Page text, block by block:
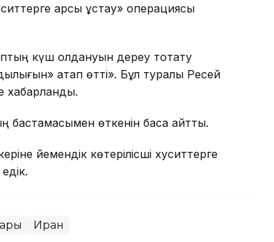
қарсы ұстау» операциясы
күш қолдануын дереу тоқтату
атап өтті». Бұл туралы Ресей
хабарланды.
бастамасымен өткенін баса айтты.
йемендік көтерілісші хуситтерге
Иран